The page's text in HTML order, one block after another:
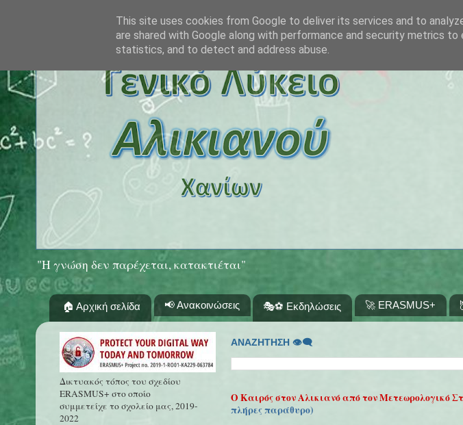
"Η γνώση δεν παρέχεται, κατακτιέται"
🏠 Αρχική σελίδα 📢 Ανακοινώσεις 🎭⚽ Εκδηλώσεις 🚀 ERASMUS+
ΑΝΑΖΗΤΗΣΗ 👁‍🗨
Ο Καιρός στον Αλικιανό από τον Μετεωρολογικό
πλήρες παράθυρο)
Δικτυακός τόπος του σχεδίου
ERASMUS+ στο οποίο
συμμετείχε το σχολείο μας, 2019-
2022
This site uses cookies from Google to deliver its services and to
are shared with Google along with performance and security metrics
statistics, and to detect and address abuse.